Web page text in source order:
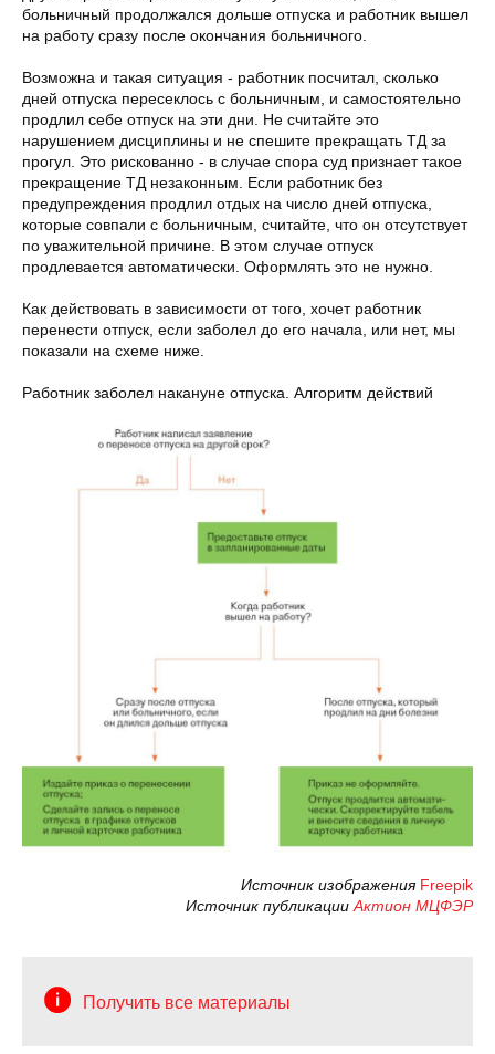
больничный продолжался дольше отпуска и работник вышел
на работу сразу после окончания больничного.
Возможна и такая ситуация - работник посчитал, сколько
дней отпуска пересеклось с больничным, и самостоятельно
продлил себе отпуск на эти дни. Не считайте это
нарушением дисциплины и не спешите прекращать ТД за
прогул. Это рискованно - в случае спора суд признает такое
прекращение ТД незаконным. Если работник без
предупреждения продлил отдых на число дней отпуска,
которые совпали с больничным, считайте, что он отсутствует
по уважительной причине. В этом случае отпуск
продлевается автоматически. Оформлять это не нужно.
Как действовать в зависимости от того, хочет работник
перенести отпуск, если заболел до его начала, или нет, мы
показали на схеме ниже.
Работник заболел накануне отпуска. Алгоритм действий
Источник изображения Freepik
Источник публикации Актион МЦФЭР
Получить все материалы